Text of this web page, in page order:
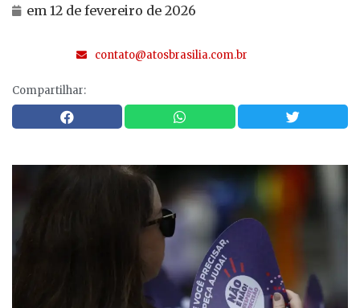
em 12 de fevereiro de 2026
contato@atosbrasilia.com.br
Compartilhar: